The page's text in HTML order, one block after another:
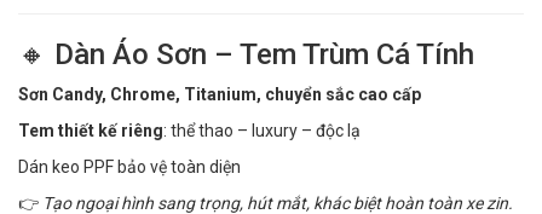
🔸 Dàn Áo Sơn – Tem Trùm Cá Tính
Sơn Candy, Chrome, Titanium, chuyển sắc cao cấp
Tem thiết kế riêng: thể thao – luxury – độc lạ
Dán keo PPF bảo vệ toàn diện
👉 Tạo ngoại hình sang trọng, hút mắt, khác biệt hoàn toàn xe zin.